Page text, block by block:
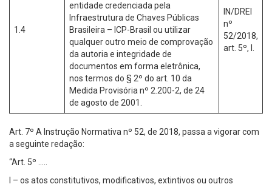
1.4
entidade credenciada pela
Infraestrutura de Chaves Públicas
Brasileira – ICP-Brasil ou utilizar
qualquer outro meio de comprovação
da autoria e integridade de
documentos em forma eletrônica,
nos termos do § 2º do art. 10 da
Medida Provisória nº 2.200-2, de 24
de agosto de 2001.
IN/DREI
nº
52/2018,
art. 5º, I.
Art. 7º A Instrução Normativa nº 52, de 2018, passa a vigorar com
a seguinte redação:
“Art. 5º …..
I – os atos constitutivos, modificativos, extintivos ou outros